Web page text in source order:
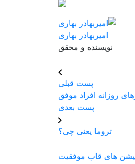
امیربهادر بهاری
نویسنده و محقق
پست قبلی
روزانه افراد موفق
پست بعدی
تروما یعنی چی؟